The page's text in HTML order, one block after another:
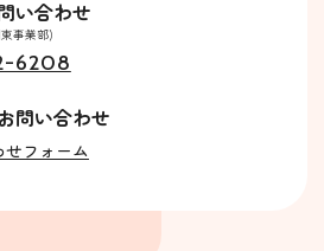
い合わせ
事業部)
6208
問い合わせ
せフォーム